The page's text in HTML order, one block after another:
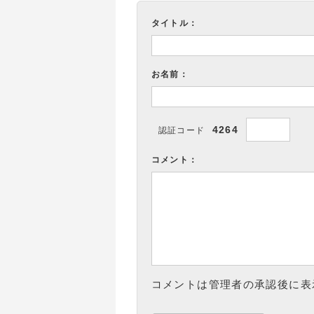
タイトル：
お名前：
認証コード 4264
コメント：
コメントは管理者の承認後に表